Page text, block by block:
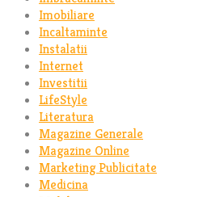
Imobiliare
Incaltaminte
Instalatii
Internet
Investitii
LifeStyle
Literatura
Magazine Generale
Magazine Online
Marketing Publicitate
Medicina